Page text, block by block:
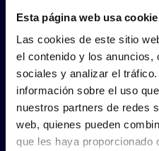
Esta página web usa
Las cookies de este sitio
el contenido y los anuncios,
sociales y analizar el
información sobre el uso
nuestros partners de redes
web, quienes pueden
que les haya proporcionado